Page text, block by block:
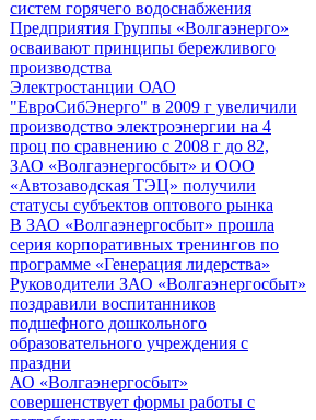
систем горячего водоснабжения
Предприятия Группы «Волгаэнерго»
осваивают принципы бережливого
производства
Электростанции ОАО
"ЕвроСибЭнерго" в 2009 г увеличили
производство электроэнергии на 4
проц по сравнению с 2008 г до 82,
ЗАО «Волгаэнергосбыт» и ООО
«Автозаводская ТЭЦ» получили
статусы субъектов оптового рынка
В ЗАО «Волгаэнергосбыт» прошла
серия корпоративных тренингов по
программе «Генерация лидерства»
Руководители ЗАО «Волгаэнергосбыт»
поздравили воспитанников
подшефного дошкольного
образовательного учреждения с
праздни
АО «Волгаэнергосбыт»
совершенствует формы работы с